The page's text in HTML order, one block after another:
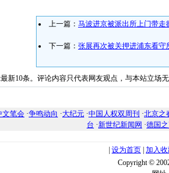
上一篇： 马波进京被派出所上门带走
下一篇： 张展再次被关押进浦东看守
最新10条。评论内容只代表网友观点，与本站立场
文笔会 ·争鸣动向 ·大纪元 ·中国人权双周刊 ·北京之
台 ·新世纪新闻网 ·德国
设为首页 加入
Copyright ©